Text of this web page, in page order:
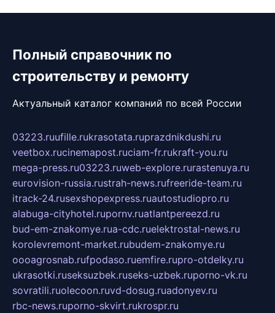
Полный справочник по
строительству и ремонту
Актуальный каталог компаний по всей России
03223.ruufille.rukrasotata.ruprazdnikdushi.ru
veetbox.rucinemapost.ruciam-fr.rukraft-you.ru
mega-press.ru03223.ruweb-explore.rurastenuya.ru
eurovision-russia.rustrah-news.rufreeride-team.ru
itrack-24.rusexshopexpress.ruautostudiopro.ru
alabuga-cityhotel.rupornv.ruatlantpereezd.ru
bud-em-znakomye.rua-cdc.ruelektrostal-news.ru
korolevremont-market.rubudem-znakomye.ru
oooagrosnab.rufpodaso.ruemfire.rupro-otdelky.ru
ukrasotki.ruseksuzbek.ruseks-uzbek.ruporno-vk.ru
sovratili.ruolecoon.ruvd-dosug.ruadonyev.ru
rbc-news.ruporno-skvirt.rukrospr.ru